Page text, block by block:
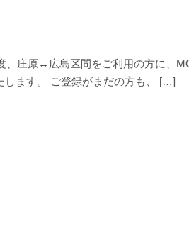
、庄原↔︎広島区間をご利用の方に、
します。 ご登録がまだの方も、 […]